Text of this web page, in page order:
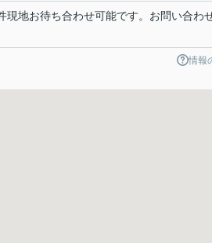
地お待ち合わせ可能です。お問い合わ
情報